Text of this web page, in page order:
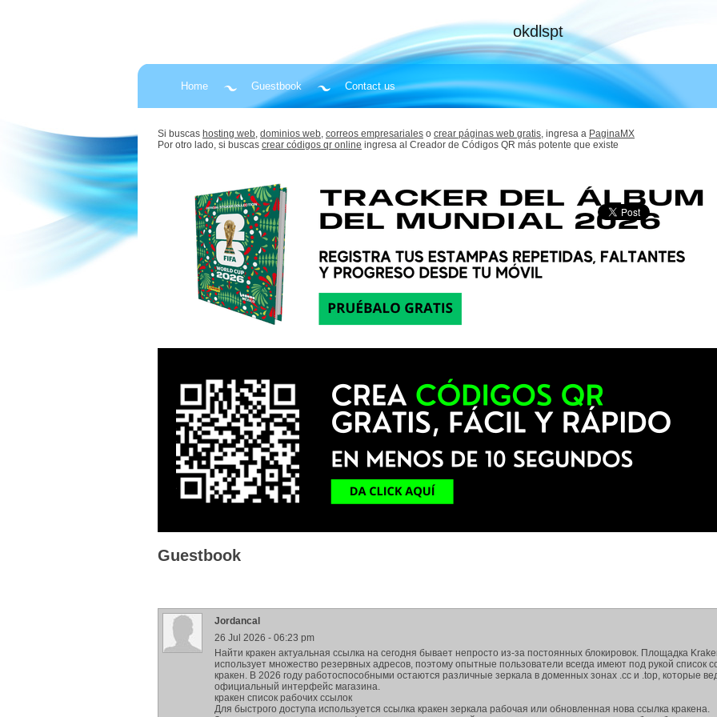
okdlspt
Home Guestbook Contact us
Si buscas hosting web, dominios web, correos empresariales o crear páginas web gratis, ingresa a PaginaMX
Por otro lado, si buscas crear códigos qr online ingresa al Creador de Códigos QR más potente que existe
Guestbook
Jordancal
26 Jul 2026 - 06:23 pm
Найти кракен актуальная ссылка на сегодня бывает непросто из-за постоянных блокировок. Площадка
использует множество резервных адресов, поэтому опытные пользователи всегда имеют под рукой список
кракен. В 2026 году работоспособными остаются различные зеркала в доменных зонах .cc и .top, которые
официальный интерфейс магазина.
кракен список рабочих ссылок
Для быстрого доступа используется ссылка кракен зеркала рабочая или обновленная нова ссылка кракена.